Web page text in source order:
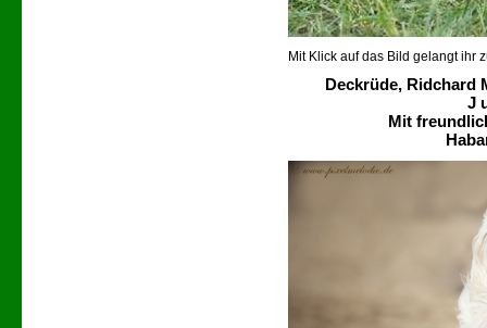
Mit Klick auf das Bild gelangt ihr
Deckrüde, Ridchard
J
Mit